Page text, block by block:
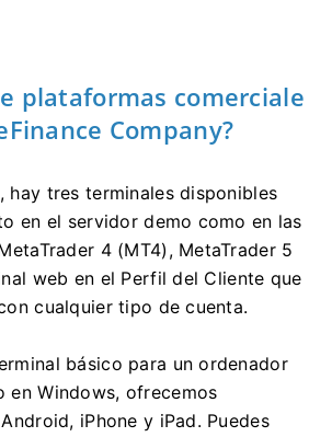
plataformas comerciale
Company?
hay tres terminales disponibles
en el servidor demo como en las
4 (MT4), MetaTrader 5
web en el Perfil del Cliente que
cualquier tipo de cuenta.
básico para un ordenador
en Windows, ofrecemos
iPhone y iPad. Puedes